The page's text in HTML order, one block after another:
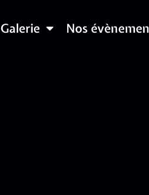
Galerie Nos